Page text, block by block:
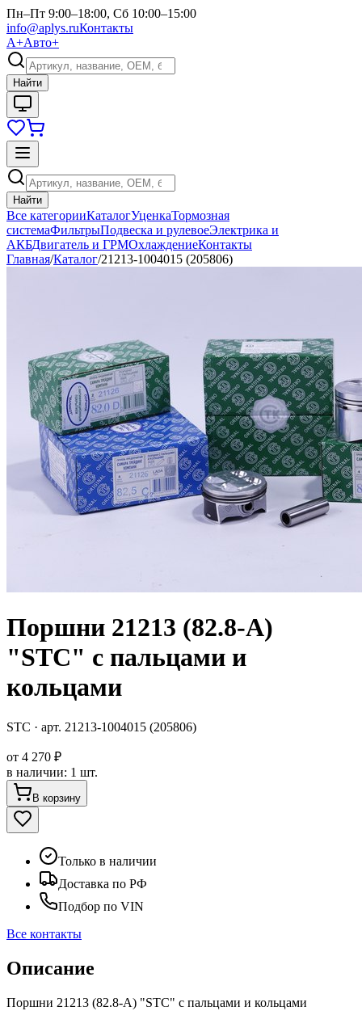
Пн–Пт 9:00–18:00, Сб 10:00–15:00
info@aplys.ruКонтакты
А+Авто+
Найти
Найти
Все категорииКаталогУценкаТормозная
системаФильтрыПодвеска и рулевоеЭлектрика и
АКБДвигатель и ГРМОхлаждениеКонтакты
Главная/Каталог/21213-1004015 (205806)
Поршни 21213 (82.8-А)
"STC" с пальцами и
кольцами
STC · арт. 21213-1004015 (205806)
от 4 270 ₽
в наличии: 1 шт.
В корзину
Только в наличии
Доставка по РФ
Подбор по VIN
Все контакты
Описание
Поршни 21213 (82.8-А) "STC" с пальцами и кольцами